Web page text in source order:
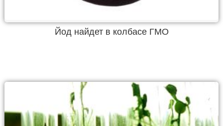
Йод найдет в колбасе ГМО